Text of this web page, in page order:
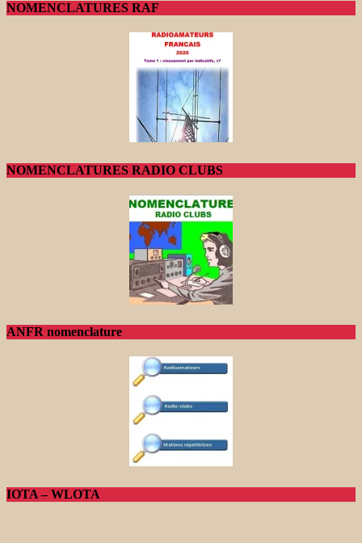
NOMENCLATURES RAF
NOMENCLATURES RADIO CLUBS
ANFR nomenclature
IOTA – WLOTA